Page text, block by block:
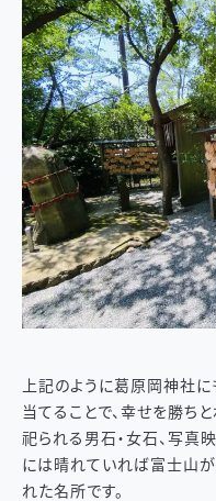
上記のように葛原岡神社
当てることで、幸せを勝ち
祀られる男石・女石、写真
には晴れていれば富士山が
れた名所です。